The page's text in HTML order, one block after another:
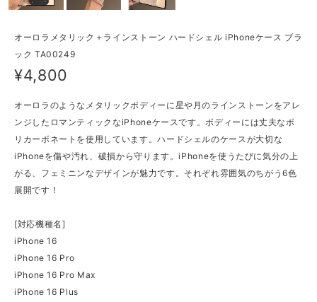
オーロラメタリック＋ラインストーン ハードシェル iPhoneケース ブラ
ック TA00249
¥4,800
オーロラのようなメタリックボディーに星や月のラインストーンをアレ
ンジしたロマンティックなiPhoneケースです。ボディーには丈夫なポ
リカーボネートを使用しています。ハードシェルのケースが大切な
iPhoneを傷や汚れ、破損から守ります。iPhoneを使うたびに気分の上
がる、フェミニンなデザインが魅力です。それぞれ雰囲気のちがう6色
展開です！
[対応機種名]
iPhone 16
iPhone 16 Pro
iPhone 16 Pro Max
iPhone 16 Plus